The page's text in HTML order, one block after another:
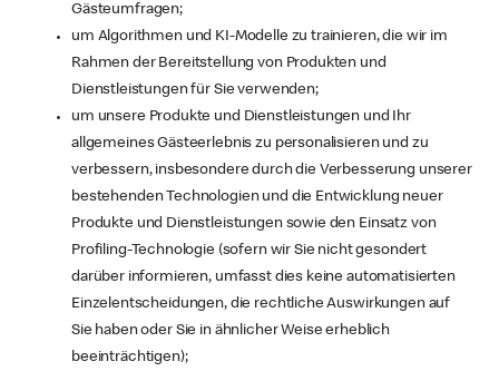
Gästeumfragen;
um Algorithmen und KI-Modelle zu trainieren, die wir im
Rahmen der Bereitstellung von Produkten und
Dienstleistungen für Sie verwenden;
um unsere Produkte und Dienstleistungen und Ihr
allgemeines Gästeerlebnis zu personalisieren und zu
verbessern, insbesondere durch die Verbesserung unserer
bestehenden Technologien und die Entwicklung neuer
Produkte und Dienstleistungen sowie den Einsatz von
Profiling-Technologie (sofern wir Sie nicht gesondert
darüber informieren, umfasst dies keine automatisierten
Einzelentscheidungen, die rechtliche Auswirkungen auf
Sie haben oder Sie in ähnlicher Weise erheblich
beeinträchtigen);